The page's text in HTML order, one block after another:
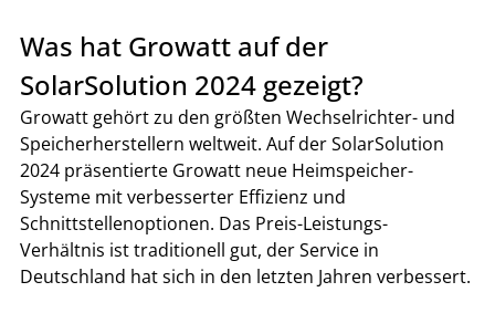
Was hat Growatt auf der
SolarSolution 2024 gezeigt?
Growatt gehört zu den größten Wechselrichter- und
Speicherherstellern weltweit. Auf der SolarSolution
2024 präsentierte Growatt neue Heimspeicher-
Systeme mit verbesserter Effizienz und
Schnittstellenoptionen. Das Preis-Leistungs-
Verhältnis ist traditionell gut, der Service in
Deutschland hat sich in den letzten Jahren verbessert.